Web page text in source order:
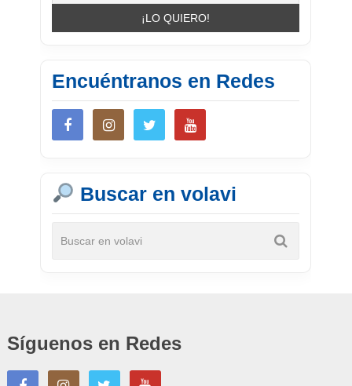
Encuéntranos en Redes
Buscar en volavi
Síguenos en Redes